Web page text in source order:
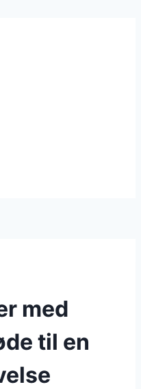
med
til en